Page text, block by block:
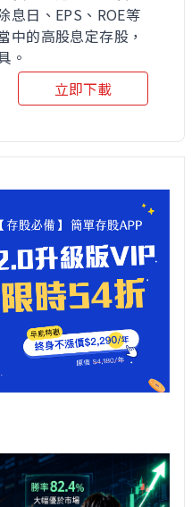
息日、EPS、ROE等
中的高股息定存股，
。
立即下載